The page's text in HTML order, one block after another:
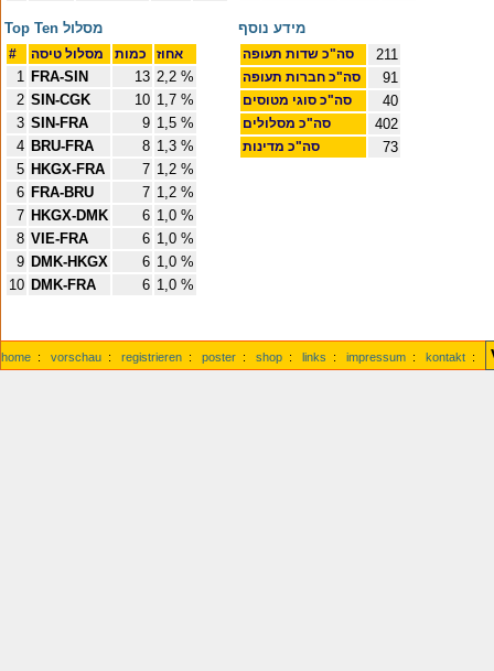
Top Ten מסלול
#
1 FRA-SIN 13 2,2 %
2 SIN-CGK 10 1,7 %
3 SIN-FRA 9 1,5 %
4 BRU-FRA 8 1,3 %
5 HKGX-FRA 7 1,2 %
6 FRA-BRU 7 1,2 %
7 HKGX-DMK 6 1,0 %
8 VIE-FRA 6 1,0 %
9 DMK-HKGX 6 1,0 %
10 DMK-FRA 6 1,0 %
מידע נוסף
סה"כ שדות תעופה 211
91
סה"כ סוגי מטוסים 40
סה"כ מסלולים 402
סה"כ מדינות 73
home : vorschau : registrieren : poster : shop : links : impressum : kontakt :